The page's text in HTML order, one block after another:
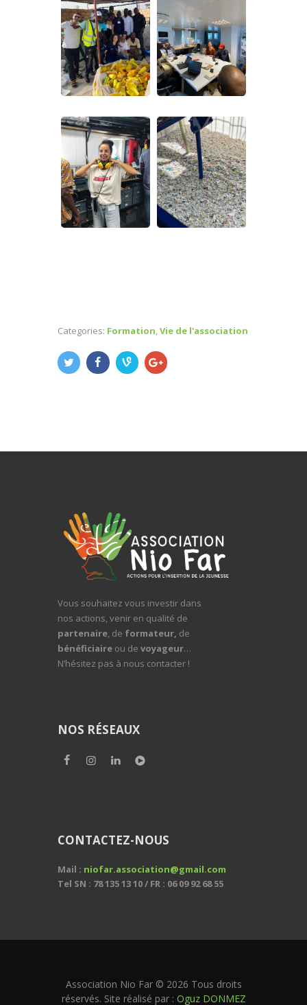
Categories: Formation,Vie de l'association
Vous souhaitez vous investir dans
nos actions, venir en qualité de
partenaire, de formateur, de
bénéficiaire ou de voyageur…
N’hésitez pas à nous contacter !
NOS RÉSEAUX
CONTACTEZ-NOUS
Mail : niofar.association@gmail.com
Tel SN : 78 135 13 10 / FR : 06 09 92 68 55
Association Nio Far © 2026 Tous droits
réservés. Site réalisé par : Oguz DONMEZ